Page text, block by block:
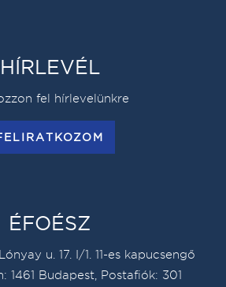
HÍRLEVÉL
fel hírlevelünkre
ÉFOÉSZ
u. 17. I/1. 11-es kapucsengő
1461 Budapest, Postafiók: 301